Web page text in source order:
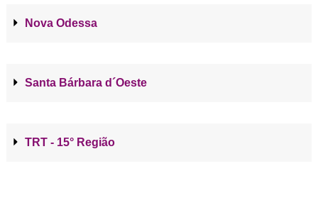
Nova Odessa
Santa Bárbara d´Oeste
TRT - 15° Região